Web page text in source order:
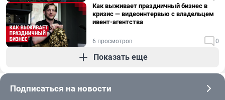
Как выживает праздничный бизнес в
кризис — видеоинтервью с владельцем
ивент-агентства
6 просмотров 0
Показать еще
Подписаться на новости